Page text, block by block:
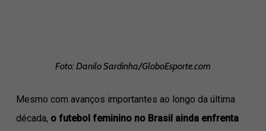
Foto: Danilo Sardinha/GloboEsporte.com
Mesmo com avanços importantes ao longo da última
década, o futebol feminino no Brasil ainda enfrenta